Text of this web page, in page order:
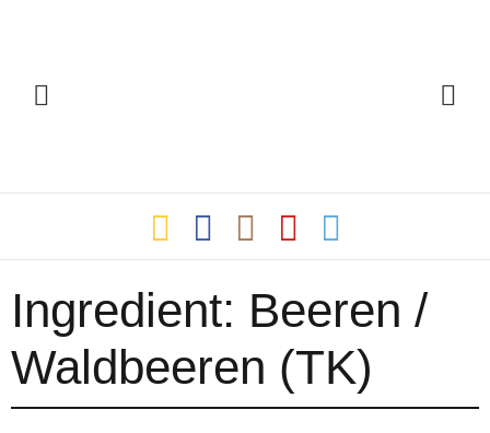
Ingredient: Beeren /
Waldbeeren (TK)